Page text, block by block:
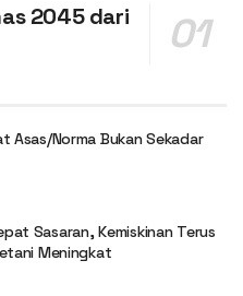
2045 dari
Asas/Norma Bukan Sekadar
Sasaran, Kemiskinan Terus
Meningkat